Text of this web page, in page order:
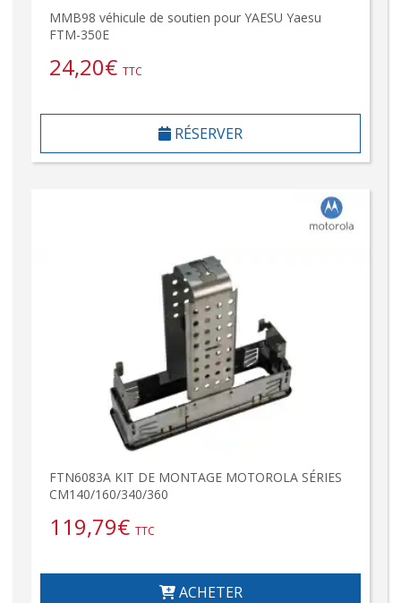
MMB98 véhicule de soutien pour YAESU Yaesu
FTM-350E
24,20€ TTC
RÉSERVER
FTN6083A KIT DE MONTAGE MOTOROLA SÉRIES
CM140/160/340/360
119,79€ TTC
ACHETER